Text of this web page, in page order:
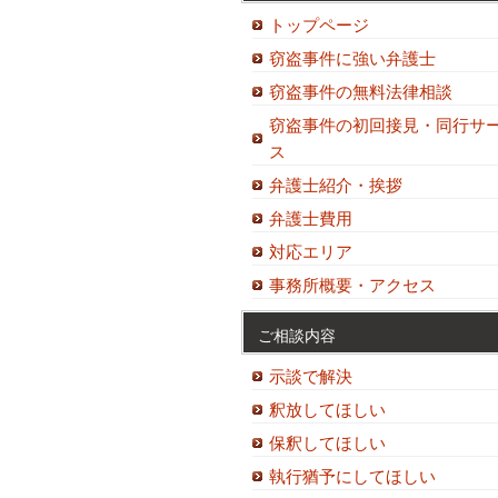
トップページ
窃盗事件に強い弁護士
窃盗事件の無料法律相談
窃盗事件の初回接見・同行サ
ス
弁護士紹介・挨拶
弁護士費用
対応エリア
事務所概要・アクセス
ご相談内容
示談で解決
釈放してほしい
保釈してほしい
執行猶予にしてほしい